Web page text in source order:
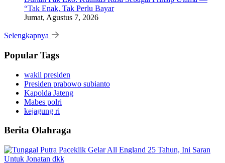
“Tak Enak, Tak Perlu Bayar
Jumat, Agustus 7, 2026
Selengkapnya
Popular Tags
wakil presiden
Presiden prabowo subianto
Kapolda Jateng
Mabes polri
kejagung ri
Berita Olahraga